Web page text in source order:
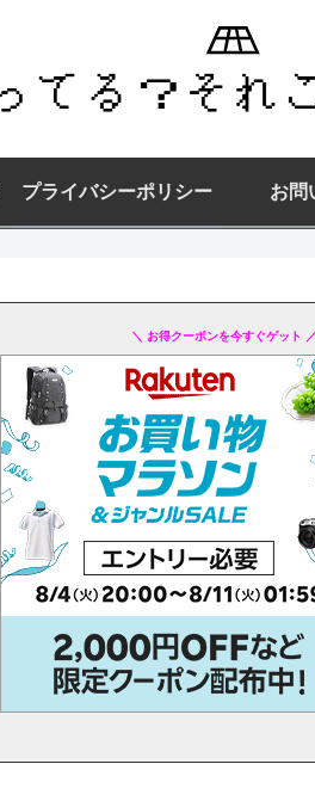
プライバシーポリシー お問
＼ お得クーポンを今すぐゲット ／